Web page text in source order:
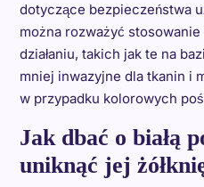
dotyczące bezpieczeństwa
można rozważyć
działaniu, takich jak te na
mniej inwazyjne dla tkanin i
w przypadku kolorowych
Jak dbać o białą
uniknąć jej